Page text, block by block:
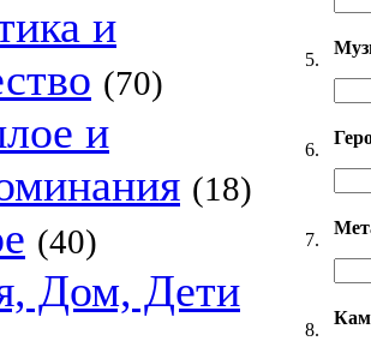
и
(70)
и
(18)
(40)
Дом, Дети
5.
6.
7.
8.